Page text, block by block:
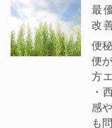
最
改
便
便
方
・
感
も